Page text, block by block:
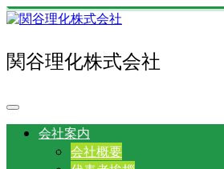
関谷理化株式会社
会社案内
会社概要